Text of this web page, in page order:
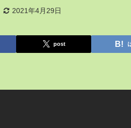
2021年4月29日
post